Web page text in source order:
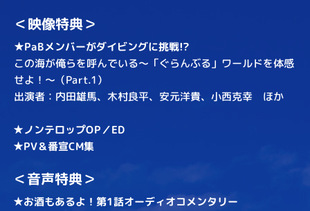
＜映像特典＞
★PaBメンバーがダイビングに挑戦!?
この海が俺らを呼んでいる～「ぐらんぶる」ワールドを体感
せよ！～（Part.1）
出演者：内田雄馬、木村良平、安元洋貴、小西克幸 ほか
★ノンテロップOP／ED
★PV＆番宣CM集
＜音声特典＞
★お酒もあるよ！第1話オーディオコメンタリー